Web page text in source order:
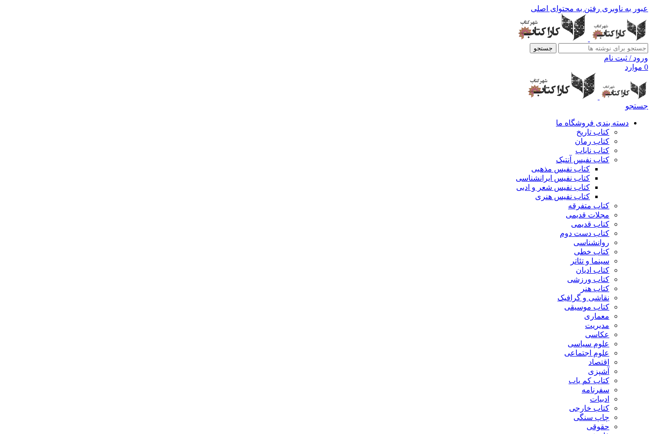
عبور به ناوبری رفتن به محتوای اصلی
جستجو
ورود / ثبت نام
0 موارد
جستجو
دسته بندی فروشگاه ما
کتاب تاریخ
کتاب رمان
کتاب نایاب
کتاب نفیس آنتیک
کتاب نفیس مذهبی
کتاب نفیس ایرانشناسی
کتاب نفیس شعر و ادبی
کتاب نفیس هنری
کتاب متفرقه
مجلات قدیمی
کتاب قدیمی
کتاب دست دوم
روانشناسی
کتاب خطی
سینما و تئاتر
کتاب ادیان
کتاب ورزشی
کتاب هنر
نقاشی و گرافیک
کتاب موسیقی
معماری
مدیریت
عکاسی
علوم سیاسی
علوم اجتماعی
اقتصاد
آشپزی
کتاب کم یاب
سفرنامه
ادبیات
کتاب خارجی
چاپ سنگی
حقوقی